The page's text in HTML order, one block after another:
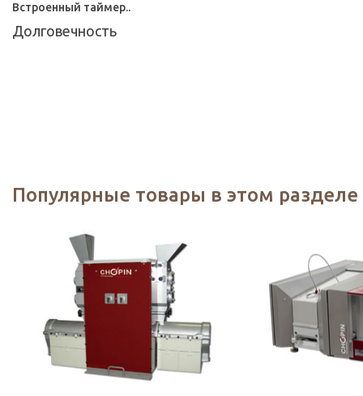
Bстроенный таймер..
Долговечность
Популярные товары в этом разделе